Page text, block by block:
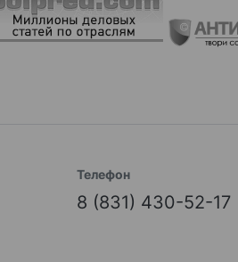
Телефон
8 (831) 430-52-17